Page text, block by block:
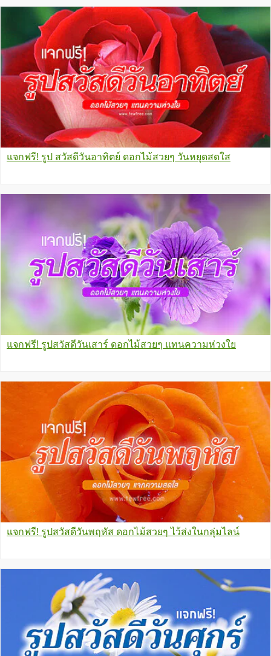
แจกฟรี! รูป สวัสดีวันอาทิตย์ ดอกไม้สวยๆ วันหยุดสดใส
แจกฟรี! รูปสวัสดีวันเสาร์ ดอกไม้สวยๆ แทนความห่วงใย
แจกฟรี! รูปสวัสดีวันพฤหัส ดอกไม้สวยๆ ไว้ส่งในกลุ่มไลน์